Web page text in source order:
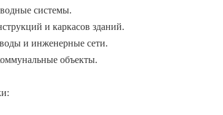
системы.
и каркасов зданий.
и инженерные сети.
объекты.